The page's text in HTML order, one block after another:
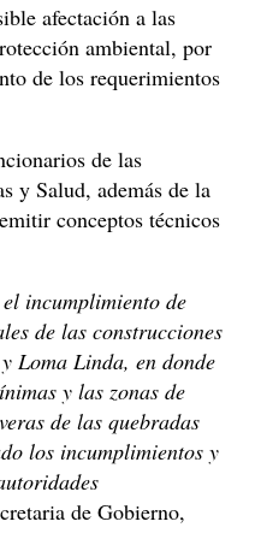
afectación a las
ambiental, por
de los requerimientos
de las
y Salud, además de la
conceptos técnicos
incumplimiento de
de las construcciones
Loma Linda, en donde
y las zonas de
de las quebradas
los incumplimientos y
de Gobierno,